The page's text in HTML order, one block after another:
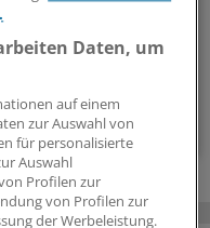
anmelden
Daten, um
auf einem
zur Auswahl von
für personalisierte
Auswahl
Profilen zur
von Profilen zur
der Werbeleistung.